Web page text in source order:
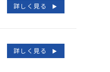
詳しく見る
詳しく見る